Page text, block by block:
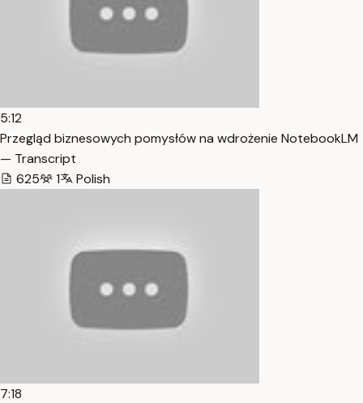
5:12
Przegląd biznesowych pomysłów na wdrożenie NotebookLM
— Transcript
625
1 Polish
7:18